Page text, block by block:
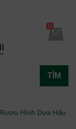
TÌM
0
Hình Dưa Hấu